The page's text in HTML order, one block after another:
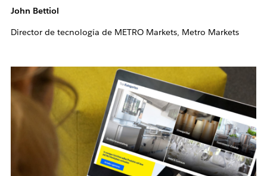
John Bettiol
Director de tecnología de METRO Markets, Metro Markets